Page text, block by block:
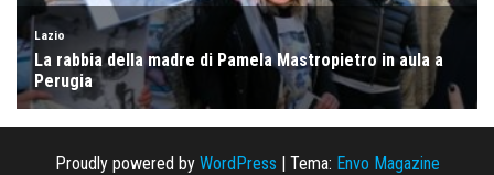
Proudly powered by WordPress | Tema: Envo Magazine